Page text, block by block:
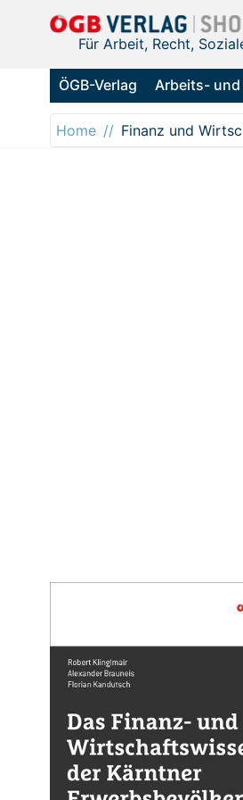
Direkt zum Inhalt
Für Arbeit, Recht,
ÖGB-Verlag Arbeits-
Home Finanz und